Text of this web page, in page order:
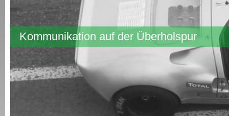
Kommunikation auf der Überholspur